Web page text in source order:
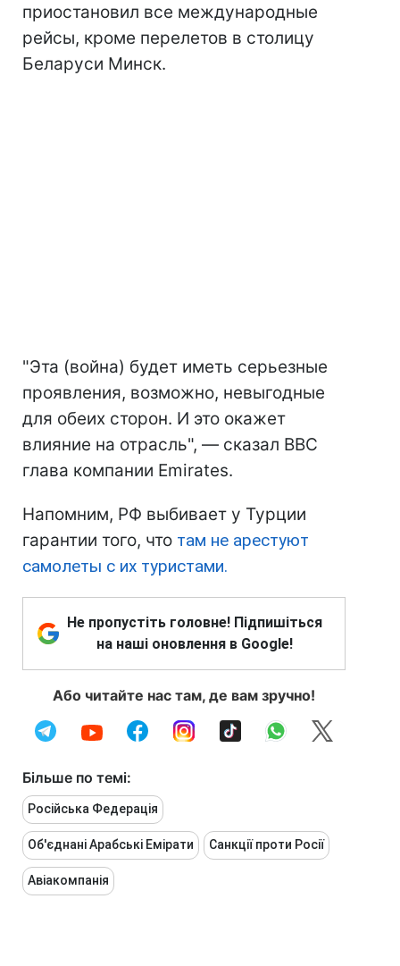
приостановил все международные
рейсы, кроме перелетов в столицу
Беларуси Минск.
"Эта (война) будет иметь серьезные
проявления, возможно, невыгодные
для обеих сторон. И это окажет
влияние на отрасль", — сказал BBC
глава компании Emirates.
Напомним, РФ выбивает у Турции
гарантии того, что там не арестуют
самолеты с их туристами.
Не пропустіть головне! Підпишіться
на наші оновлення в Google!
Або читайте нас там, де вам зручно!
Більше по темі:
Російська Федерація
Об'єднані Арабські Емірати Санкції проти Росії
Авіакомпанія